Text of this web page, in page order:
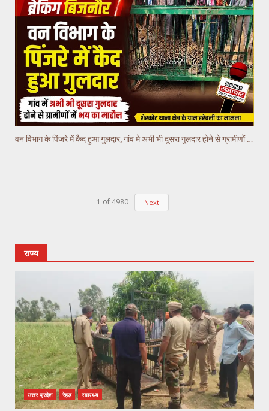
वन विभाग के पिंजरे में कैद हुआ गुलदार, गांव मे अभी भी दूसरा गुलदार होने से ग्रामीणों में भय का माहौल
1 of 4980 Next
राज्य
उत्तर प्रदेश रेहड़ स्वास्थ्य